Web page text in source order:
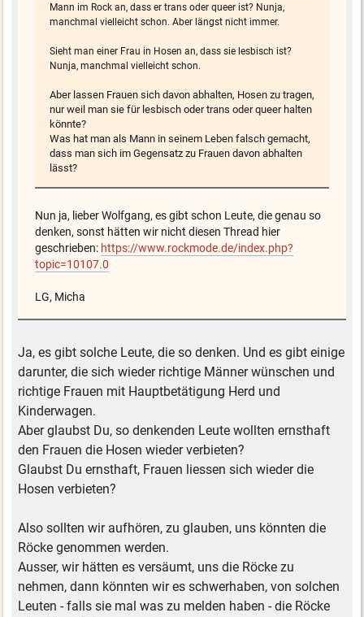
Mann im Rock an, dass er trans oder queer ist? Nunja,
manchmal vielleicht schon. Aber längst nicht immer.
Sieht man einer Frau in Hosen an, dass sie lesbisch ist?
Nunja, manchmal vielleicht schon.
Aber lassen Frauen sich davon abhalten, Hosen zu tragen,
nur weil man sie für lesbisch oder trans oder queer halten
könnte?
Was hat man als Mann in seinem Leben falsch gemacht,
dass man sich im Gegensatz zu Frauen davon abhalten
lässt?
Nun ja, lieber Wolfgang, es gibt schon Leute, die genau so
denken, sonst hätten wir nicht diesen Thread hier
geschrieben: https://www.rockmode.de/index.php?
topic=10107.0
LG, Micha
Ja, es gibt solche Leute, die so denken. Und es gibt einige
darunter, die sich wieder richtige Männer wünschen und
richtige Frauen mit Hauptbetätigung Herd und
Kinderwagen.
Aber glaubst Du, so denkenden Leute wollten ernsthaft
den Frauen die Hosen wieder verbieten?
Glaubst Du ernsthaft, Frauen liessen sich wieder die
Hosen verbieten?
Also sollten wir aufhören, zu glauben, uns könnten die
Röcke genommen werden.
Ausser, wir hätten es versäumt, uns die Röcke zu
nehmen, dann könnten wir es schwerhaben, von solchen
Leuten - falls sie mal was zu melden haben - die Röcke